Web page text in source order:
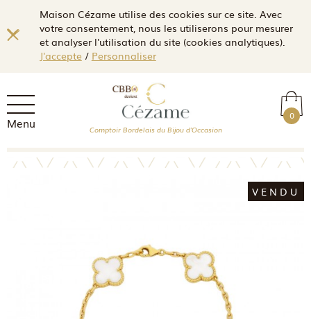
Maison Cézame utilise des cookies sur ce site. Avec
votre consentement, nous les utiliserons pour mesurer
et analyser l'utilisation du site (cookies analytiques).
J'accepte/ Personnaliser
Menu 0
Comptoir Bordelais du Bijou d'Occasion
VENDU